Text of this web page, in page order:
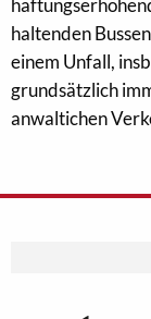
haltenden
einem Unfall,
grundsätzlich
anwaltichen